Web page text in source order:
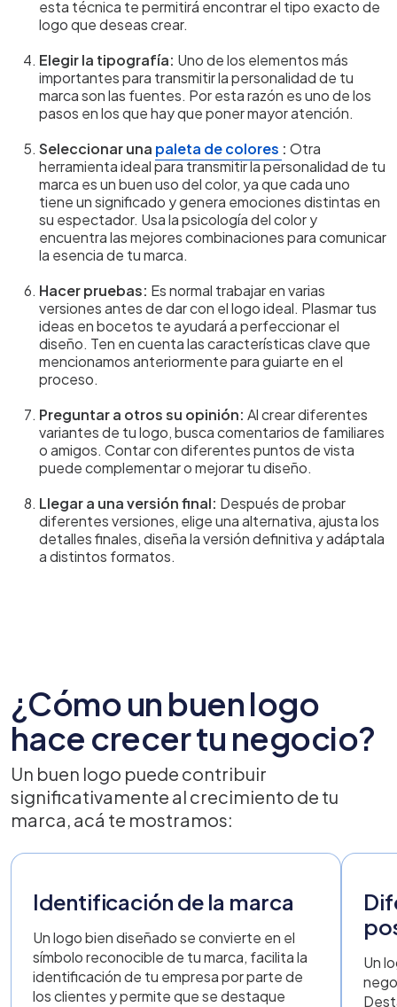
esta técnica te permitirá encontrar el tipo exacto de
logo que deseas crear.
Elegir la tipografía: Uno de los elementos más
importantes para transmitir la personalidad de tu
marca son las fuentes. Por esta razón es uno de los
pasos en los que hay que poner mayor atención.
Seleccionar una paleta de colores : Otra
herramienta ideal para transmitir la personalidad de tu
marca es un buen uso del color, ya que cada uno
tiene un significado y genera emociones distintas en
su espectador. Usa la psicología del color y
encuentra las mejores combinaciones para comunicar
la esencia de tu marca.
Hacer pruebas: Es normal trabajar en varias
versiones antes de dar con el logo ideal. Plasmar tus
ideas en bocetos te ayudará a perfeccionar el
diseño. Ten en cuenta las características clave que
mencionamos anteriormente para guiarte en el
proceso.
Preguntar a otros su opinión: Al crear diferentes
variantes de tu logo, busca comentarios de familiares
o amigos. Contar con diferentes puntos de vista
puede complementar o mejorar tu diseño.
Llegar a una versión final: Después de probar
diferentes versiones, elige una alternativa, ajusta los
detalles finales, diseña la versión definitiva y adáptala
a distintos formatos.
¿Cómo un buen logo
hace crecer tu negocio?
Un buen logo puede contribuir
significativamente al crecimiento de tu
marca, acá te mostramos:
Identificación de la marca
Un logo bien diseñado se convierte en el
símbolo reconocible de tu marca, facilita la
identificación de tu empresa por parte de
los clientes y permite que se destaque
Un